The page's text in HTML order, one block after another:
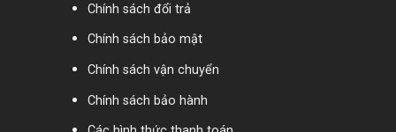
Chính sách đổi trả
Chính sách bảo mật
Chính sách vận chuyển
Chính sách bảo hành